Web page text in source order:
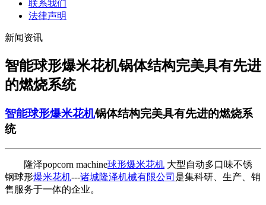
联系我们
法律声明
新闻资讯
智能球形爆米花机锅体结构完美具有先进
的燃烧系统
智能球形爆米花机锅体结构完美具有先进的燃烧系
统
隆泽popcorn machine球形爆米花机 大型自动多口味不锈
钢球形爆米花机---诸城隆泽机械有限公司 是集科研、生产、销
售服务于一体的企业。